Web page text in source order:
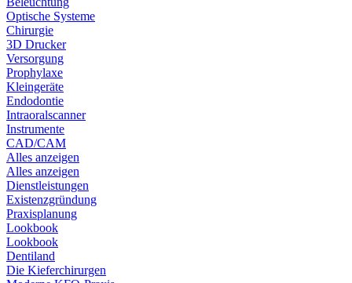
Optische Systeme
Chirurgie
3D Drucker
Versorgung
Prophylaxe
Kleingeräte
Endodontie
Intraoralscanner
Instrumente
CAD/CAM
Alles anzeigen
Alles anzeigen
Dienstleistungen
Existenzgründung
Praxisplanung
Lookbook
Lookbook
Dentiland
Die Kieferchirurgen